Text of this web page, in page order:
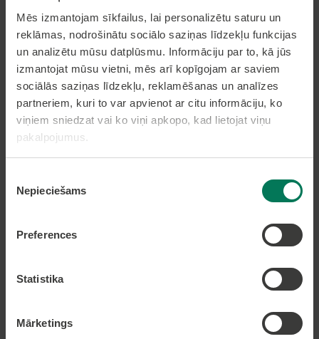
Mēs izmantojam sīkfailus, lai personalizētu saturu un
reklāmas, nodrošinātu sociālo saziņas līdzekļu funkcijas
un analizētu mūsu datplūsmu. Informāciju par to, kā jūs
izmantojat mūsu vietni, mēs arī kopīgojam ar saviem
sociālās saziņas līdzekļu, reklamēšanas un analīzes
partneriem, kuri to var apvienot ar citu informāciju, ko
viņiem sniedzat vai ko viņi apkopo, kad lietojat viņu
pakalpojumus.
izvēle
Nepieciešams
Preferences
Statistika
Mārketings
Pierakstīties uz avīzi
Pakalpojumi
Pieteikt bērnu pirmsskolas izglītības iestādē
Nekustamā īpašuma nodokļa samaksa caur
Nekustamā īpašuma karte
Lapas karte
Kontakti